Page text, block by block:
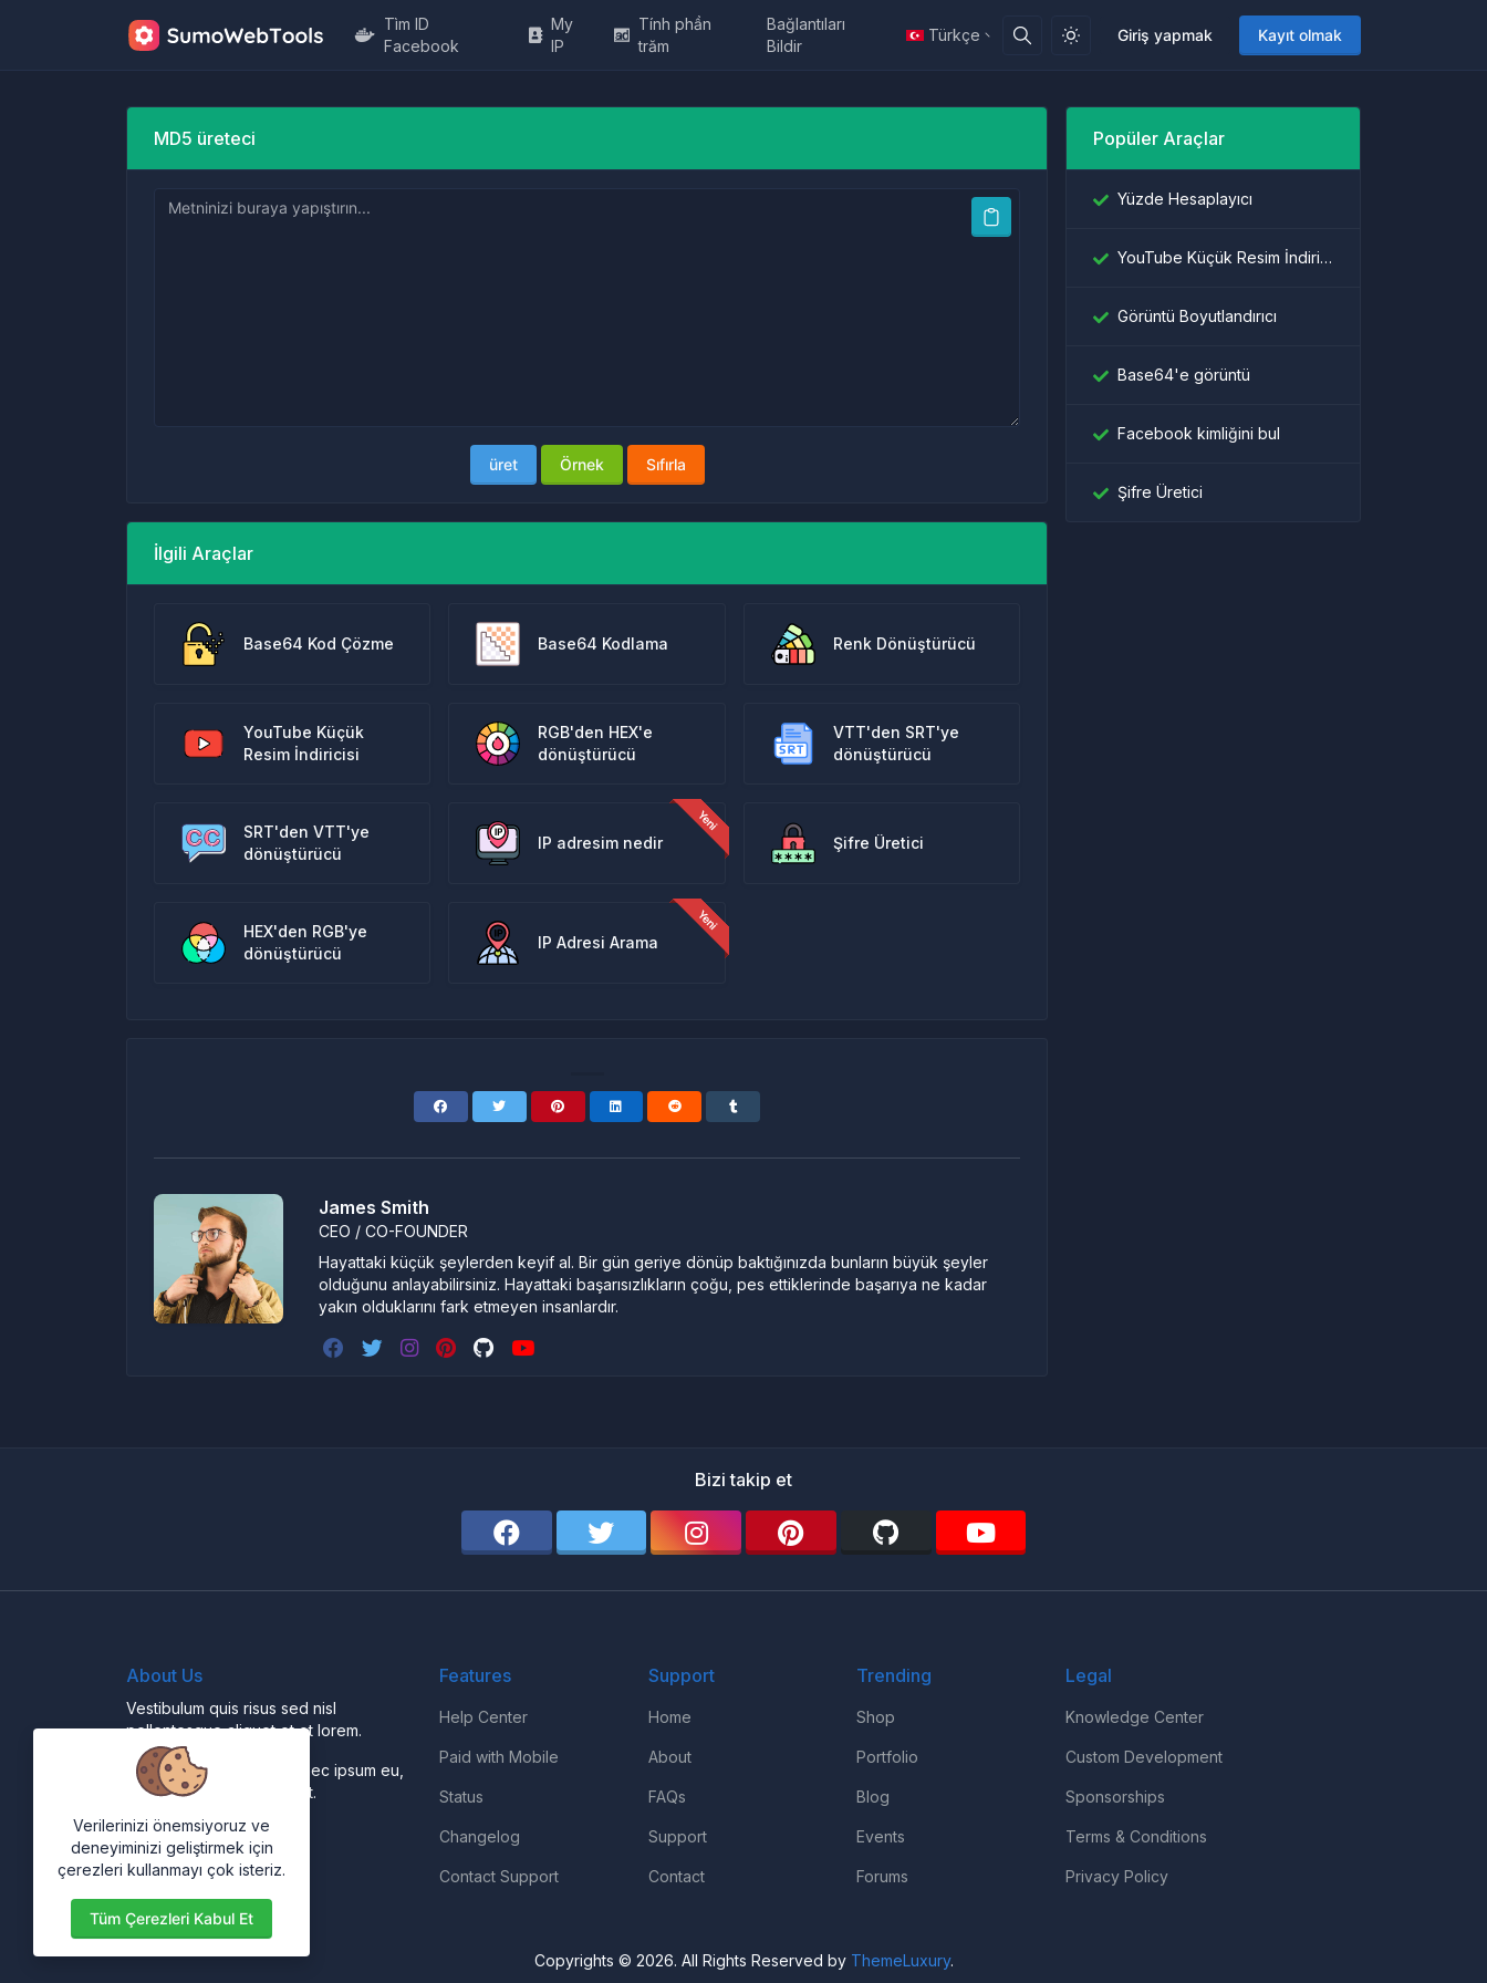
Giriş yapmak Kayıt olmak
Tìm ID
Facebook
My
IP
Tính phần
trăm
Bağlantıları
Bildir
Türkçe
MD5 üreteci
üret Örnek Sıfırla
İlgili Araçlar
Base64 Kod Çözme Base64 Kodlama Renk Dönüştürücü
YouTube Küçük
Resim İndiricisi
RGB'den HEX'e
dönüştürücü
VTT'den SRT'ye
dönüştürücü
SRT'den VTT'ye
dönüştürücü
IP adresim nedir Şifre Üretici
HEX'den RGB'ye
dönüştürücü
IP Adresi Arama
James Smith
CEO / CO-FOUNDER
Hayattaki küçük şeylerden keyif al. Bir gün geriye dönüp baktığınızda bunların büyük şeyler
olduğunu anlayabilirsiniz. Hayattaki başarısızlıkların çoğu, pes ettiklerinde başarıya ne kadar
yakın olduklarını fark etmeyen insanlardır.
Popüler Araçlar
Yüzde Hesaplayıcı
YouTube Küçük Resim İndiricisi
Görüntü Boyutlandırıcı
Base64'e görüntü
Facebook kimliğini bul
Şifre Üretici
Bizi takip et
About Us
Vestibulum quis risus sed nisl
pellentesque aliquet et et lorem.
Fusce nibh nisl, gravida nec ipsum eu,
feugiat condimentum velit.
Features
Help Center
Paid with Mobile
Status
Changelog
Contact Support
Support
Home
About
FAQs
Support
Contact
Trending
Shop
Portfolio
Blog
Events
Forums
Legal
Knowledge Center
Custom Development
Sponsorships
Terms & Conditions
Privacy Policy
Copyrights © 2026. All Rights Reserved by ThemeLuxury.
Verilerinizi önemsiyoruz ve
deneyiminizi geliştirmek için
çerezleri kullanmayı çok isteriz.
Tüm Çerezleri Kabul Et